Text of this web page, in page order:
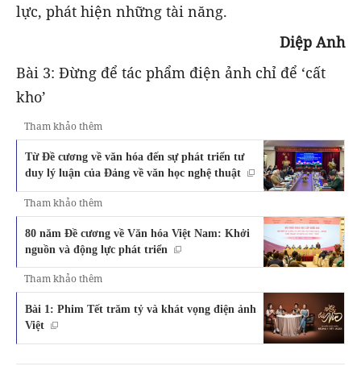
lực, phát hiện những tài năng.
Diệp Anh
Bài 3: Đừng để tác phẩm điện ảnh chỉ để ‘cất
kho’
Tham khảo thêm
Từ Đề cương về văn hóa đến sự phát triển tư
duy lý luận của Đảng về văn học nghệ thuật
Tham khảo thêm
80 năm Đề cương về Văn hóa Việt Nam: Khởi
nguồn và động lực phát triển
Tham khảo thêm
Bài 1: Phim Tết trăm tỷ và khát vọng điện ảnh
Việt